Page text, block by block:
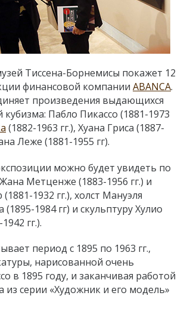
Тиссена-Борнемисы покажет 12
финансовой компании ABANCA.
произведения выдающихся
кубизма: Пабло Пикассо (1881-1973
(1882-1963 гг.), Хуана Гриса (1887-
Леже (1881-1955 гг).
можно будет увидеть по
Метценже (1883-1956 гг.) и
1932 гг.), холст Мануэля
(1895-1984 гг) и скульптуру Хулио
гг.).
период с 1895 по 1963 гг.,
нарисованной очень
в 1895 году, и заканчивая работой
из серии «Художник и его модель»